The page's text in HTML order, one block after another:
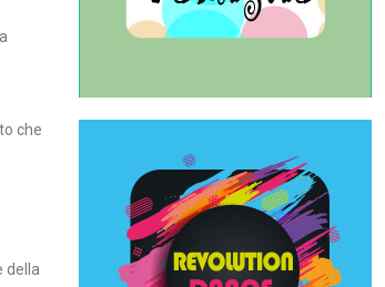
che
della
Teatro in famiglia
contemporanea – I Edizione
Continua